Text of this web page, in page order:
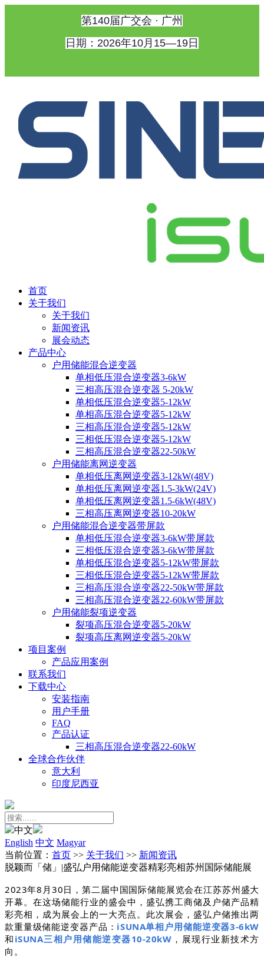
第140届广交会 · 广州
日期：2026年10月15—19日
首页
关于我们
关于我们
新闻资讯
展会动态
产品中心
户用储能混合逆变器
单相低压混合逆变器3-6kW
三相高压混合逆变器 5-20kW
单相低压混合逆变器5-12kW
单相高压混合逆变器5-12kW
三相高压混合逆变器5-12kW
三相低压混合逆变器5-12kW
三相高压混合逆变器22-50kW
户用储能离网逆变器
单相低压离网逆变器3-12kW(48V)
单相低压离网逆变器1.5-3kW(24V)
单相低压离网逆变器1.5-6kW(48V)
三相高压离网逆变器10-20kW
户用储能混合逆变器带屏款
单相低压混合逆变器3-6kW带屏款
三相低压混合逆变器3-6kW带屏款
单相低压混合逆变器5-12kW带屏款
三相低压混合逆变器5-12kW带屏款
三相高压混合逆变器22-50kW带屏款
三相高压混合逆变器22-60kW带屏款
户用储能裂项逆变器
裂项高压混合逆变器5-20kW
裂项高压离网逆变器5-20kW
项目案例
产品应用案例
联系我们
下载中心
安装指南
用户手册
FAQ
产品认证
三相高压混合逆变器22-60kW
全球合作伙伴
意大利
印度尼西亚
中文
English 中文 Magyar
当前位置： 首页 >> 关于我们 >> 新闻资讯
脱颖而「储」|盛弘户用储能逆变器精彩亮相苏州国际储能展
2023年8月30日，第二届中国国际储能展览会在江苏苏州盛大
开幕。在这场储能行业的盛会中，盛弘携工商储及户储产品精
彩亮相，成为展会上的一大亮点。此次展会，盛弘户储推出两
款重量级储能逆变器产品： iSUNA单相户用储能逆变器3-6kW
和 iSUNA三相户用储能逆变器10-20kW ，展现行业新技术方
向。